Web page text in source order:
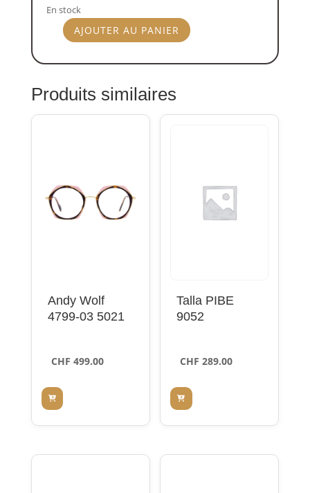
En stock
quantité
Wolf
5137-
06
AJOUTER AU PANIER
Produits similaires
Andy Wolf
4799-03 5021
CHF 499.00
Talla PIBE
9052
CHF 289.00